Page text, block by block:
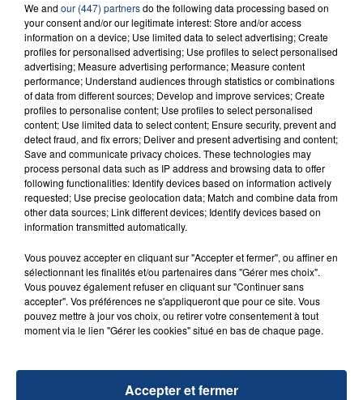
23 juillet 2026
INCENDIE MORTEL À LENS : UNE FEMME ET
SON BÉBÉ ENTRE LA VIE ET LA...
Un homme s'est immolé par le feu après avoir
aspergé sa compagne et leur bébé de trois mois
d'un liquide inflammable.
20 juillet 2026
UNE ADOLESCENTE DEVANT SE FAIRE
OPÉRER DE LA CHEVILLE RESSORT DE LA...
La famille a porté plainte contre la clinique qui a
excuses.
TITRES DIFFUSÉS
We and our (447) partnersdo the following data processing based on
your consent and/or our legitimate interest: Store and/or access
information on a device; Use limited data to select advertising; Create
profiles for personalised advertising; Use profiles to select personalised
advertising; Measure advertising performance; Measure content
performance; Understand audiences through statistics or combinations
of data from different sources; Develop and improve services; Create
profiles to personalise content; Use profiles to select personalised
content; Use limited data to select content; Ensure security, prevent and
detect fraud, and fix errors; Deliver and present advertising and content;
Save and communicate privacy choices. These technologies may
process personal data such as IP address and browsing data to offer
following functionalities: Identify devices based on information actively
requested; Use precise geolocation data; Match and combine data from
other data sources; Link different devices; Identify devices based on
information transmitted automatically.
Vous pouvez accepter en cliquant sur "Accepter et fermer", ou affiner en
sélectionnant les finalités et/ou partenaires dans "Gérer mes choix".
Vous pouvez également refuser en cliquant sur "Continuer sans
accepter". Vos préférences ne s'appliqueront que pour ce site. Vous
pouvez mettre à jour vos choix, ou retirer votre consentement à tout
moment via le lien "Gérer les cookies" situé en bas de chaque page.
Accepter et fermer